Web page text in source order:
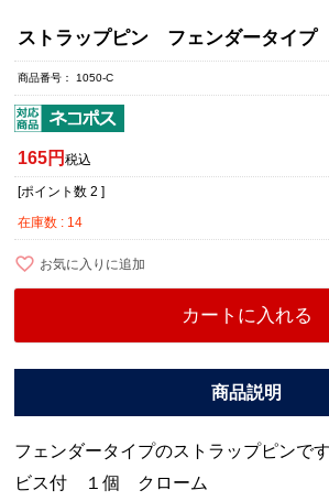
ストラップピン フェンダータイ
商品番号 1050-C
165 税込
[ポイント数 2 ]
在庫数
14
お気に入りに追加
カートに入れる
フェンダータイプのストラップピンで
ビス付 １個 クローム